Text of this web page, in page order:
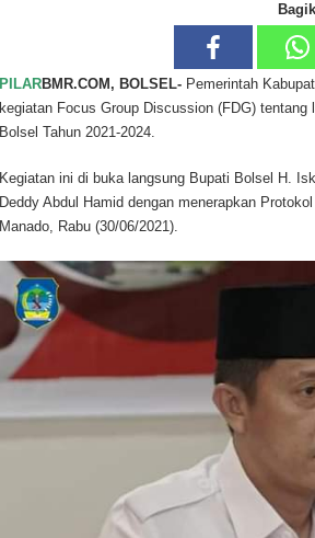
PILARBMR.COM, BOLSEL- Pemerintah
kegiatan Focus Group Discussion (FDG)
Bolsel Tahun 2021-2024.
Kegiatan ini di buka langsung Bupati Bolsel H.
Deddy Abdul Hamid dengan menerapkan
Manado, Rabu (30/06/2021).